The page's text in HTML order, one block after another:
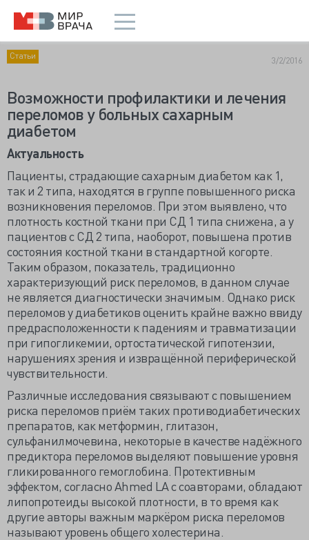
Статьи 3/2/2016
Возможности профилактики и лечения
переломов у больных сахарным
диабетом
Актуальность
Пациенты, страдающие сахарным диабетом как 1,
так и 2 типа, находятся в группе повышенного риска
возникновения переломов. При этом выявлено, что
плотность костной ткани при СД 1 типа снижена, а у
пациентов с СД 2 типа, наоборот, повышена против
состояния костной ткани в стандартной когорте.
Таким образом, показатель, традиционно
характеризующий риск переломов, в данном случае
не является диагностически значимым. Однако риск
переломов у диабетиков оценить крайне важно ввиду
предрасположенности к падениям и травматизации
при гипогликемии, ортостатической гипотензии,
нарушениях зрения и извращённой периферической
чувствительности.
Различные исследования связывают с повышением
риска переломов приём таких противодиабетических
препаратов, как метформин, глитазон,
сульфанилмочевина, некоторые в качестве надёжного
предиктора переломов выделяют повышение уровня
гликированного гемоглобина. Протективным
эффектом, согласно Ahmed LA с соавторами, обладают
липопротеиды высокой плотности, в то время как
другие авторы важным маркёром риска переломов
называют уровень общего холестерина.